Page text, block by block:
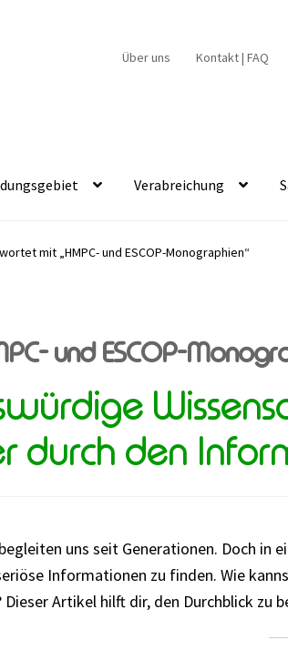
Über uns Kontakt | FAQ
Verabreichung
mit „HMPC- und ESCOP-Monographien“
und ESCOP-
durch den
uns seit Generationen. Doch in
Informationen zu finden. Wie
Artikel hilft dir, den Durchblick zu